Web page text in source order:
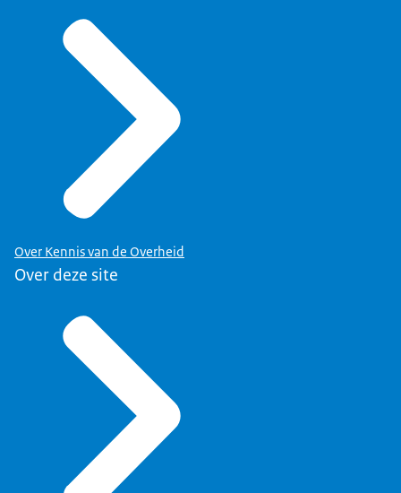
Over Kennis van de Overheid
Over deze site